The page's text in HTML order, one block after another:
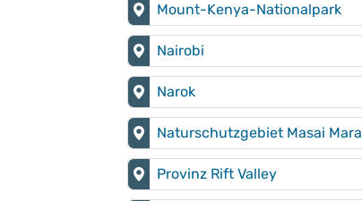
Mount-Kenya-Nationalpark
Nairobi
Narok
Naturschutzgebiet Masai Mara
Provinz Rift Valley